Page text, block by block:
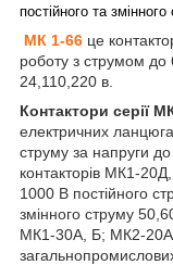
постійного та змінного
МК 1-66 це
роботу з струмом до
24,110,220 в.
Контактори серії
електричних
струму за напруги
контакторів МК1-
1000 В постійного
змінного струму
МК1-30А, Б; МК2-